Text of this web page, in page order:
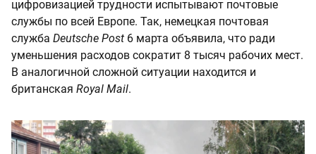
цифровизацией трудности испытывают почтовые
службы по всей Европе. Так, немецкая почтовая
служба Deutsche Post 6 марта объявила, что ради
уменьшения расходов сократит 8 тысяч рабочих мест.
В аналогичной сложной ситуации находится и
британская Royal Mail.